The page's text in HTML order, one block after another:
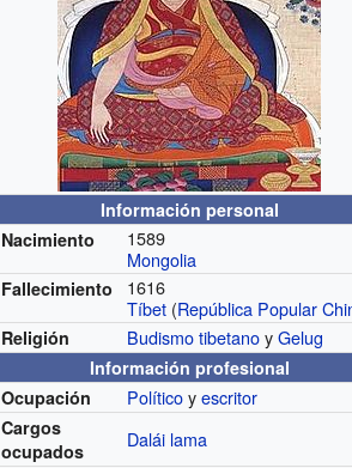
Información personal
Nacimiento
1589
Mongolia
Fallecimiento
1616
Tíbet (República Popular
Religión Budismo tibetanoyGelug
Información profesional
Ocupación
Políticoyescritor
Cargos
ocupados
Dalái lama